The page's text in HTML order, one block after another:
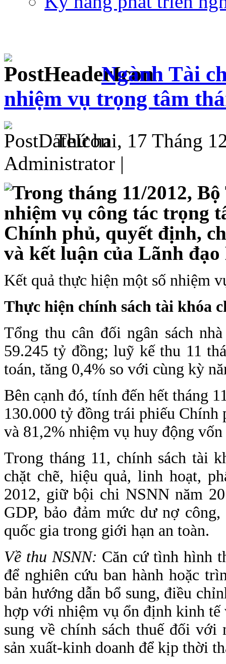
Ngành Tài
nhiệm vụ trọng tâm
Thứ hai, 17 Tháng
Administrator |
Trong tháng 11/2012,
nhiệm vụ công tác trọng
Chính phủ, quyết định,
và kết luận của Lãnh
Kết quả thực hiện một số nhiệm
Thực hiện chính sách tài khóa
Tổng thu cân đối ngân sách
59.245 tỷ đồng; luỹ kế thu 11
toán, tăng 0,4% so với cùng kỳ
Bên cạnh đó, tính đến hết tháng
130.000 tỷ đồng trái phiếu Chính
và 81,2% nhiệm vụ huy động
Trong tháng 11, chính sách tài
chặt chẽ, hiệu quả, linh hoạt,
2012, giữ bội chi NSNN năm
GDP, bảo đảm mức dư nợ
quốc gia trong giới hạn an toàn.
Về thu NSNN: Căn cứ tình hình
để nghiên cứu ban hành hoặc
bản hướng dẫn bổ sung, điều
hợp với nhiệm vụ ổn định kinh
sung về chính sách thuế đối
sản xuất-kinh doanh để kịp thời